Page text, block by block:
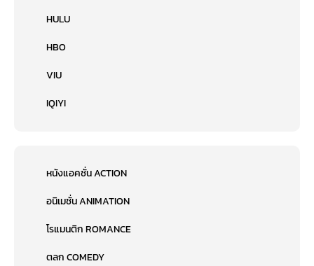
HULU
HBO
VIU
IQIYI
หนังแอคชั่น ACTION
อนิเมชั่น ANIMATION
โรแมนติก ROMANCE
ตลก COMEDY